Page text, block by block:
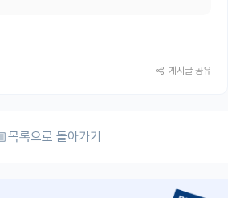
게시글 공유
목록으로 돌아가기